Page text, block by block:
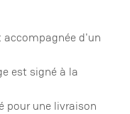
accompagnée d'un
est signé à la
pour une livraison